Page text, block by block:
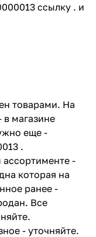
ссылку . и
товарами. На
в магазине
еще -
.
-
которая на
ранее -
Все
- уточняйте.